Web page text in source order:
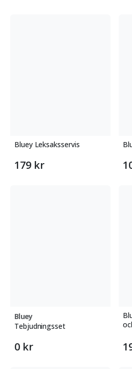
Bluey Leksaksservis
179 kr
Bluey
Tebjudningsset
0 kr